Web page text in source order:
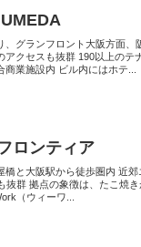
、グランフロント大阪方面、
アクセスも抜群 190以上のテ
業施設内 ビル内にはホテ...
ロンティア
橋と大阪駅から徒歩圏内 近
抜群 拠点の象徴は、たこ焼
（ウィーワ...